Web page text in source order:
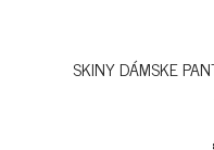
SKINY DÁMSKE